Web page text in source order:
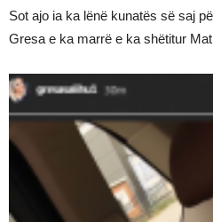
Sot ajo ia ka lënë kunatës së saj
Gresa e ka marrë e ka shëtitur